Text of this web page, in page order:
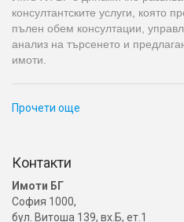
консултантските услуги, която
пълен обем консултации,
анализ на търсенето и
имоти.
Прочети още
Контакти
Имоти БГ
София 1000,
бул. Витоша 139, вх.Б, ет.1